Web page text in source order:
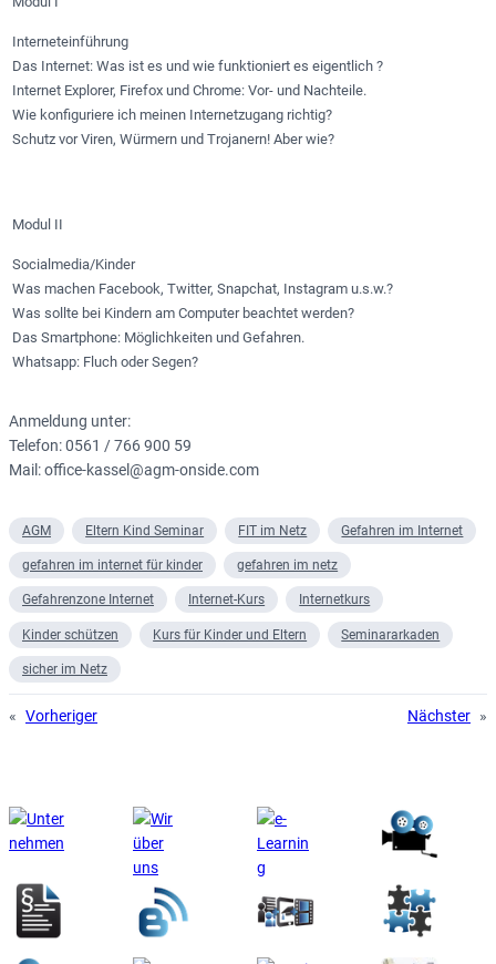
Interneteinführung
Das Internet: Was ist es und wie funktioniert es eigentlich ?
Internet Explorer, Firefox und Chrome: Vor- und Nachteile.
Wie konfiguriere ich meinen Internetzugang richtig?
Schutz vor Viren, Würmern und Trojanern! Aber wie?
Modul II
Socialmedia/Kinder
Was machen Facebook, Twitter, Snapchat, Instagram u.s.w.?
Was sollte bei Kindern am Computer beachtet werden?
Das Smartphone: Möglichkeiten und Gefahren.
Whatsapp: Fluch oder Segen?
Anmeldung unter:
Telefon: 0561 / 766 900 59
Mail: office-kassel@agm-onside.com
AGM Eltern Kind Seminar FIT im Netz Gefahren im Internet
gefahren im internet für kinder gefahren im netz
Gefahrenzone Internet Internet-Kurs Internetkurs
Kinder schützen Kurs für Kinder und Eltern Seminararkaden
sicher im Netz
« Vorheriger Nächster »